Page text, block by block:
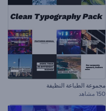
مجموعة الطباعة النظيفة
150 مشاهد